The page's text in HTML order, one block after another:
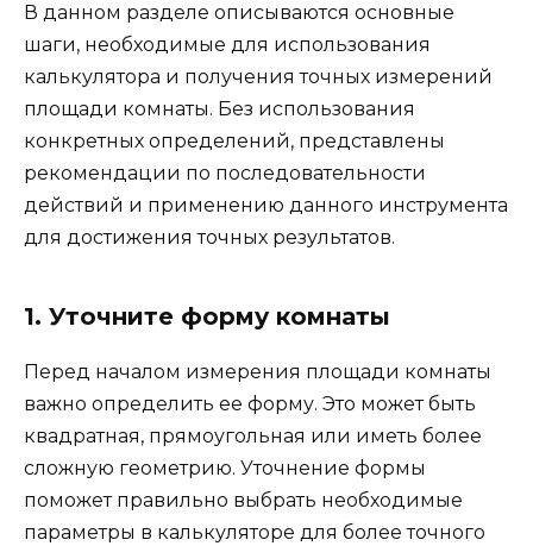
В данном разделе описываются основные
шаги, необходимые для использования
калькулятора и получения точных измерений
площади комнаты. Без использования
конкретных определений, представлены
рекомендации по последовательности
действий и применению данного инструмента
для достижения точных результатов.
1. Уточните форму комнаты
Перед началом измерения площади комнаты
важно определить ее форму. Это может быть
квадратная, прямоугольная или иметь более
сложную геометрию. Уточнение формы
поможет правильно выбрать необходимые
параметры в калькуляторе для более точного